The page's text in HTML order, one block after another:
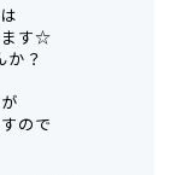
ます☆
か？
ので